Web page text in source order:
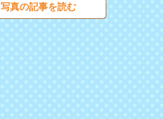
写真の記事を読む